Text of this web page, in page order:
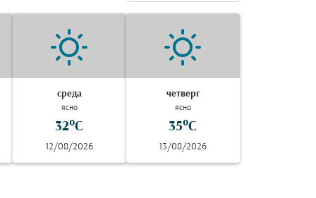
среда
ясно
32°C
12/08/2026
четверг
ясно
35°C
13/08/2026